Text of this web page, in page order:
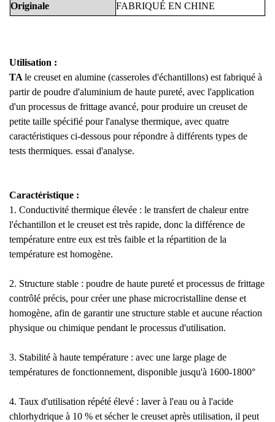
Originale
FABRIQUÉ EN CHINE
Utilisation :
TA le creuset en alumine (casseroles d'échantillons) est fabriqué à
partir de poudre d'aluminium de haute pureté, avec l'application
d'un processus de frittage avancé, pour produire un creuset de
petite taille spécifié pour l'analyse thermique, avec quatre
caractéristiques ci-dessous pour répondre à différents types de
tests thermiques. essai d'analyse.
Caractéristique :
1. Conductivité thermique élevée : le transfert de chaleur entre
l'échantillon et le creuset est très rapide, donc la différence de
température entre eux est très faible et la répartition de la
température est homogène.
2. Structure stable : poudre de haute pureté et processus de frittage
contrôlé précis, pour créer une phase microcristalline dense et
homogène, afin de garantir une structure stable et aucune réaction
physique ou chimique pendant le processus d'utilisation.
3. Stabilité à haute température : avec une large plage de
températures de fonctionnement, disponible jusqu'à 1600-1800°
4. Taux d'utilisation répété élevé : laver à l'eau ou à l'acide
chlorhydrique à 10 % et sécher le creuset après utilisation, il peut